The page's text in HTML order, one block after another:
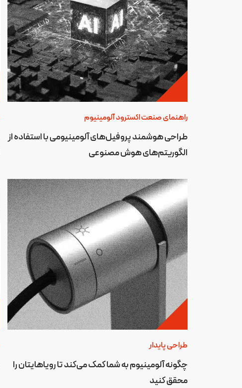
راهنمای صنعت اکسترود آلومینیوم
طراحی هوشمند پروفیل‌های آلومینیومی با استفاده از
الگوریتم‌های هوش مصنوعی
طراحی پایدار
چگونه آلومینیوم به شما کمک می‌کند تا رویاهایتان را
محقق کنید